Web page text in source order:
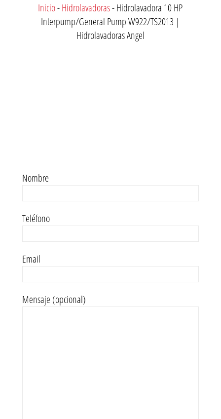
Inicio-Hidrolavadoras-Hidrolavadora 10 HP
Interpump/General Pump W922/TS2013 |
Hidrolavadoras Angel
Nombre
Teléfono
Email
Mensaje (opcional)